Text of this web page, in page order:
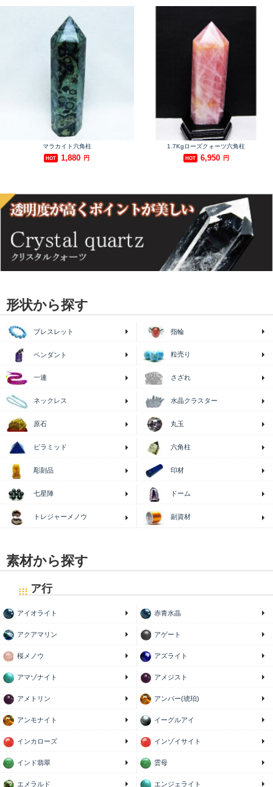
形状から探す
ブレスレット 指輪
ペンダント 粒売り
一連 さざれ
ネックレス 水晶クラスター
原石 丸玉
ピラミッド 六角柱
彫刻品 印材
七星陣 ドーム
トレジャーメノウ 副資材
素材から探す
ア行
アイオライト 赤青水晶
アクアマリン アゲート
桜メノウ アズライト
アマゾナイト アメジスト
アメトリン アンバー(琥珀)
アンモナイト イーグルアイ
インカローズ インゾイサイト
インド翡翠 雲母
エメラルド エンジェライト